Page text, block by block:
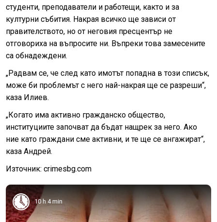
студенти, преподаватели и работещи, както и за
културни събития. Накрая всичко ще зависи от
правителството, но от неговия пресцентър не
отговориха на въпросите ни. Въпреки това замесените
са обнадеждени.
„Радвам се, че след като имотът попадна в този списък,
може би проблемът с него най-накрая ще се разреши“,
каза Илиев.
„Когато има активно гражданско общество,
институциите започват да бъдат нащрек за него. Ако
ние като граждани сме активни, и те ще се ангажират“,
каза Андрей.
Източник: crimesbg.com
10 h 4 min